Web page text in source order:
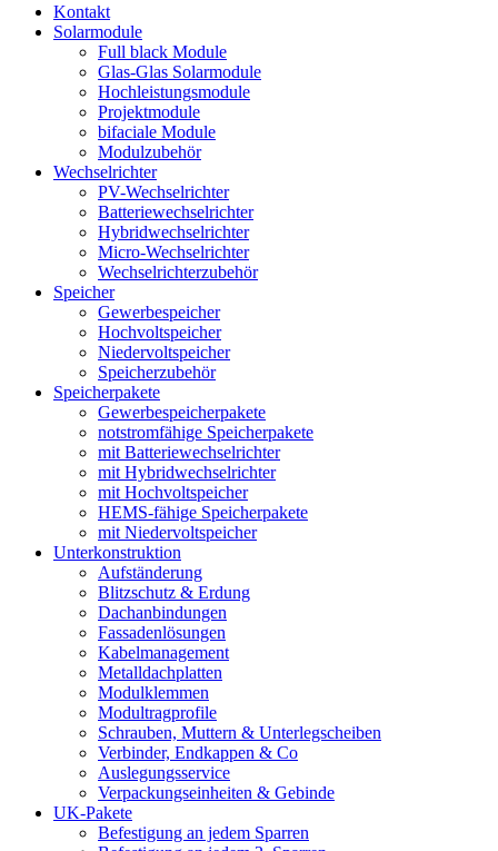
Kontakt
Solarmodule
Full black Module
Glas-Glas Solarmodule
Hochleistungsmodule
Projektmodule
bifaciale Module
Modulzubehör
Wechselrichter
PV-Wechselrichter
Batteriewechselrichter
Hybridwechselrichter
Micro-Wechselrichter
Wechselrichterzubehör
Speicher
Gewerbespeicher
Hochvoltspeicher
Niedervoltspeicher
Speicherzubehör
Speicherpakete
Gewerbespeicherpakete
notstromfähige Speicherpakete
mit Batteriewechselrichter
mit Hybridwechselrichter
mit Hochvoltspeicher
HEMS-fähige Speicherpakete
mit Niedervoltspeicher
Unterkonstruktion
Aufständerung
Blitzschutz & Erdung
Dachanbindungen
Fassadenlösungen
Kabelmanagement
Metalldachplatten
Modulklemmen
Modultragprofile
Schrauben, Muttern & Unterlegscheiben
Verbinder, Endkappen & Co
Auslegungsservice
Verpackungseinheiten & Gebinde
UK-Pakete
Befestigung an jedem Sparren